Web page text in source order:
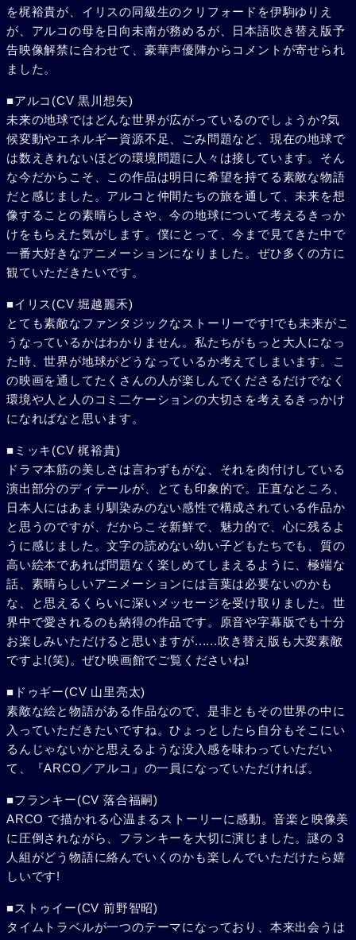
を梶裕貴が、イリスの同級生のクリフォードを伊駒ゆりえ
が、アルコの母を日向未南が務めるが、日本語吹き替え版予
告映像解禁に合わせて、豪華声優陣からコメントが寄せられ
ました。
■アルコ(CV 黒川想矢)
未来の地球ではどんな世界が広がっているのでしょうか?気
候変動やエネルギー資源不足、ごみ問題など、現在の地球で
は数えきれないほどの環境問題に人々は接しています。そん
な今だからこそ、この作品は明日に希望を持てる素敵な物語
だと感じました。アルコと仲間たちの旅を通して、未来を想
像することの素晴らしさや、今の地球について考えるきっか
けをもらえた気がします。僕にとって、今まで見てきた中で
一番大好きなアニメーションになりました。ぜひ多くの方に
観ていただきたいです。
■イリス(CV 堀越麗禾)
とても素敵なファンタジックなストーリーです!でも未来がこ
うなっているかはわかりません。私たちがもっと大人になっ
た時、世界が地球がどうなっているか考えてしまいます。こ
の映画を通してたくさんの人が楽しんでくださるだけでなく
環境や人と人のコミ二ケーションの大切さを考えるきっかけ
になればなと思います。
■ミッキ(CV 梶裕貴)
ドラマ本筋の美しさは言わずもがな、それを肉付けしている
演出部分のディテールが、とても印象的で。正直なところ、
日本人にはあまり馴染みのない感性で構成されている作品か
と思うのですが、だからこそ新鮮で、魅力的で、心に残るよ
うに感じました。文字の読めない幼い子どもたちでも、質の
高い絵本であれば問題なく楽しめてしまえるように、極端な
話、素晴らしいアニメーションには言葉は必要ないのかも
な、と思えるくらいに深いメッセージを受け取りました。世
界中で愛されるのも納得の作品です。原音や字幕版でも十分
お楽しみいただけると思いますが......吹き替え版も大変素敵
ですよ!(笑)。ぜひ映画館でご覧くださいね!
■ドゥギー(CV 山里亮太)
素敵な絵と物語がある作品なので、是非ともその世界の中に
入っていただきたいですね。ひょっとしたら自分もそこにい
るんじゃないかと思えるような没入感を味わっていただい
て、『ARCO／アルコ』の一員になっていただければ。
■フランキー(CV 落合福嗣)
ARCO で描かれる心温まるストーリーに感動。音楽と映像美
に圧倒されながら、フランキーを大切に演じました。謎の 3
人組がどう物語に絡んでいくのかも楽しんでいただけたら嬉
しいです!
■ストゥイー(CV 前野智昭)
タイムトラベルが一つのテーマになっており、本来出会うは